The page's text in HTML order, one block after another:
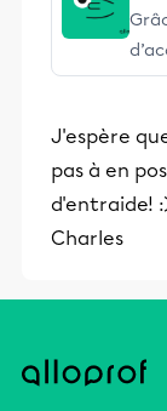
J'espère
pas à en
d'entraide!
Charles